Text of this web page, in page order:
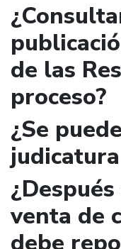
de las
proceso?
¿Se
venta de